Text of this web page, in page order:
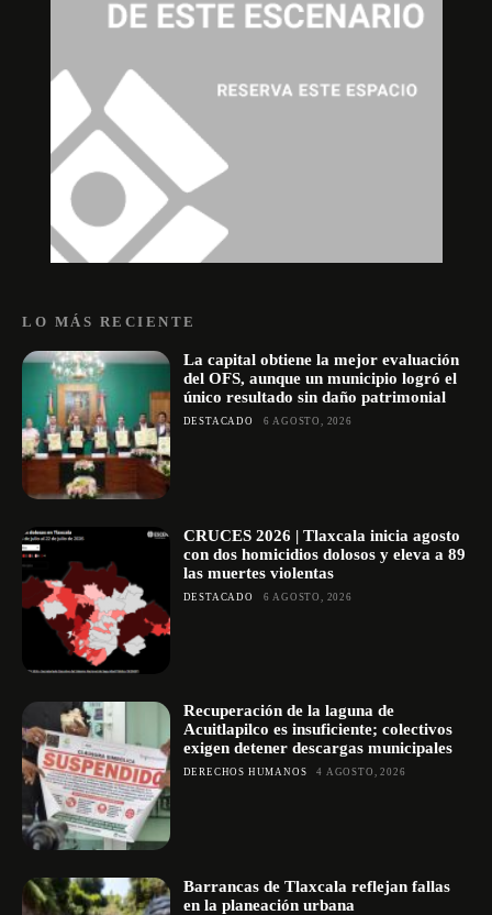
LO MÁS RECIENTE
La capital obtiene la mejor evaluación
del OFS, aunque un municipio logró el
único resultado sin daño patrimonial
DESTACADO 6 AGOSTO, 2026
CRUCES 2026 | Tlaxcala inicia agosto
con dos homicidios dolosos y eleva a 89
las muertes violentas
DESTACADO 6 AGOSTO, 2026
Recuperación de la laguna de
Acuitlapilco es insuficiente; colectivos
exigen detener descargas municipales
DERECHOS HUMANOS 4 AGOSTO, 2026
Barrancas de Tlaxcala reflejan fallas
en la planeación urbana